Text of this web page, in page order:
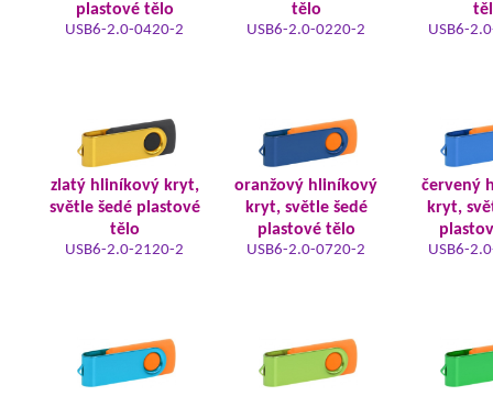
plastové tělo
USB6-2.0-0420-2
tělo
USB6-2.0-0220-2 USB6-
zlatý hliníkový kryt,
světle šedé plastové
tělo
USB6-2.0-2120-2
oranžový hliníkový
kryt, světle šedé
plastové tělo
USB6-2.0-0720-2
červený
kryt,
USB6-